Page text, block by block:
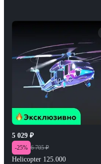
5 029 ₽
-25% 6 705 ₽
Helicopter 125.000